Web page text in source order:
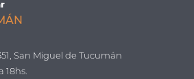
San Miguel de Tucumán
18hs.